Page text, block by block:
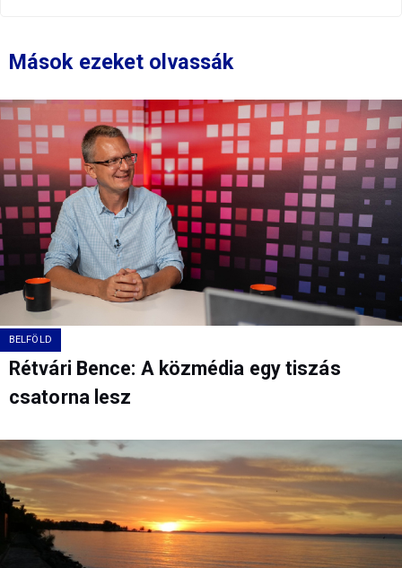
Mások ezeket olvassák
BELFÖLD
Rétvári Bence: A közmédia egy tiszás
csatorna lesz